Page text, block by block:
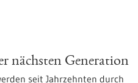
nächsten Generation
seit Jahrzehnten durch